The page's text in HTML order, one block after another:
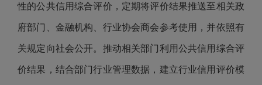
性的公共信用综合评价，定期将评价结果推送至相关政
府部门、金融机构、行业协会商会参考使用，并依照有
关规定向社会公开。推动相关部门利用公共信用综合评
价结果，结合部门行业管理数据，建立行业信用评价模